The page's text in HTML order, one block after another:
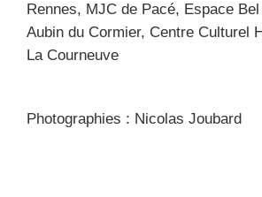
Rennes, MJC de Pacé, Espace
Aubin du Cor­mier, Centre Cultu­rel
La Cour­neuve
Pho­to­gra­phies : Nico­las Jou­bard